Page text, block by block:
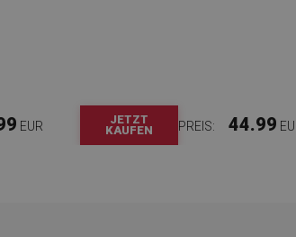
EUR
JETZT
KAUFEN
PREIS: 44.99